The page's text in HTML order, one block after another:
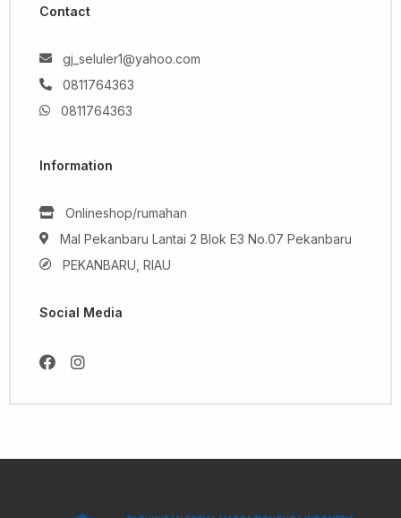
Contact
gj_seluler1@yahoo.com
0811764363
0811764363
Information
Onlineshop/rumahan
Mal Pekanbaru Lantai 2 Blok E3 No.07 Pekanbaru
PEKANBARU, RIAU
Social Media